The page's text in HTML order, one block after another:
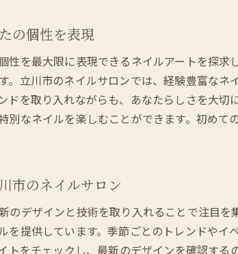
初心者向け！立川市のおすすめネ
立川市のネイルサロンで叶える
立川市で初めてのネイルに挑戦
立川市のサロンで感じる安心感
季節ごとに変わる立川市のネイルサ
立川市のネイルサロンで見つけ
トレンドに敏感な立川市のネイ
立川市で四季折々のネイルデザ
の個性を表現
性を最大限に表現できるネイルアートを探
。立川市のネイルサロンでは、経験豊富な
ドを取り入れながらも、あなたらしさを大
別なネイルを楽しむことができます。初め
市のネイルサロン
のデザインと技術を取り入れることで注目
を提供しています。季節ごとのトレンドや
トをチェックし、最新のデザインを確認す